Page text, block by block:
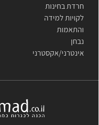
חרדת בחינות
לקויות למידה
והתאמות
נבחן
אינטרני/אקסטרני